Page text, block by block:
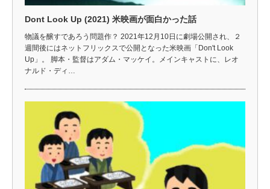
Dont Look Up (2021) 米映画が面白かった話
物議を醸すであろう問題作？ 2021年12月10日に劇場公開され、２
週間後にはネットフリックスで公開となった米映画「Don't Look
Up」。 脚本・監督はアダム・マッケイ。メインキャストに、レオ
ナルド・ディ…